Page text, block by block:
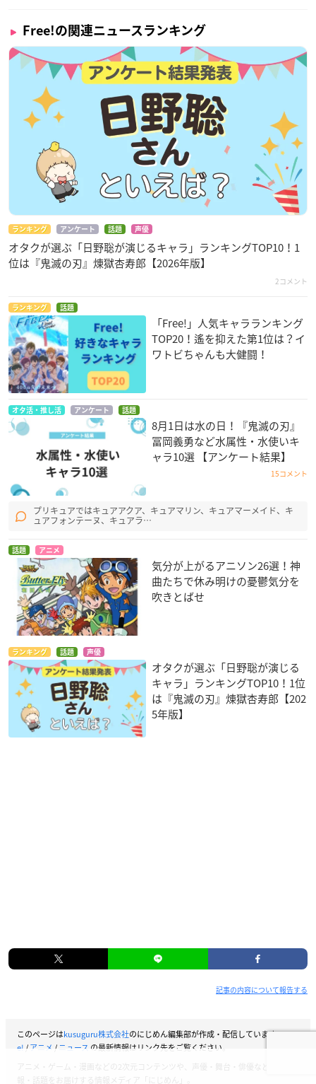
Free!の関連ニュースランキング
ランキング アンケート 話題 声優
オタクが選ぶ「日野聡が演じるキャラ」ランキングTOP10！1
位は『鬼滅の刃』煉󠄁獄杏寿郎【2026年版】
2コメント
ランキング 話題
「Free!」人気キャラランキング
TOP20！遙を抑えた第1位は？イ
ワトビちゃんも大健闘！
オタ活・推し活 アンケート 話題
8月1日は水の日！『鬼滅の刃』
冨岡義勇など水属性・水使いキ
ャラ10選 【アンケート結果】
15コメント
プリキュアではキュアアクア、キュアマリン、キュアマーメイド、キ
ュアフォンテーヌ、キュアラ…
話題 アニメ
気分が上がるアニソン26選！神
曲たちで休み明けの憂鬱気分を
吹きとばせ
ランキング 話題 声優
オタクが選ぶ「日野聡が演じる
キャラ」ランキングTOP10！1位
は『鬼滅の刃』煉󠄁獄杏寿郎【202
5年版】
記事の内容について報告する
このページはkusuguru株式会社のにじめん編集部が作成・配信しています。Fre
e! /アニメ / ニュース の最新情報はリンク先をご覧ください。
アニメ・ゲーム・漫画などの2次元コンテンツや、声優・舞台・俳優などの情
報・話題をお届けする情報メディア「にじめん」。